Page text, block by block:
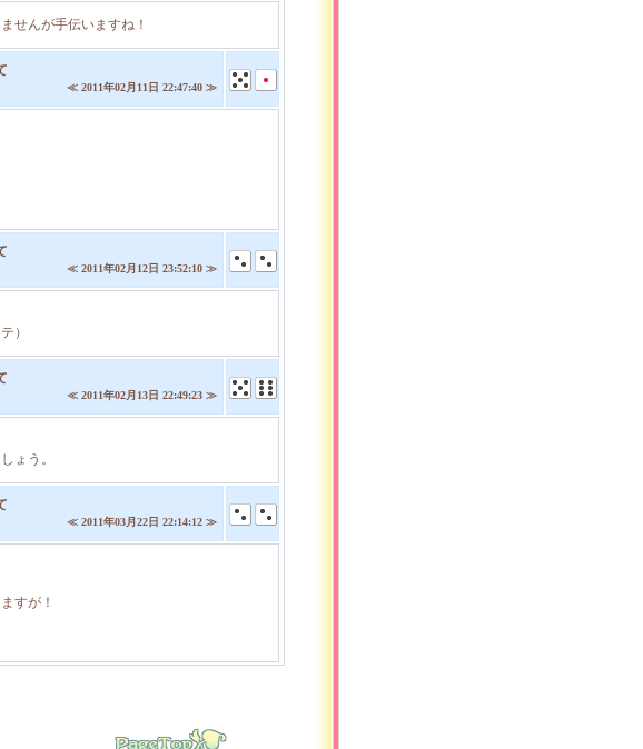
せんが手伝いますね！
≪ 2011年02月11日 22:47:40 ≫
≪ 2011年02月12日 23:52:10 ≫
）
≪ 2011年02月13日 22:49:23 ≫
ょう。
≪ 2011年03月22日 22:14:12 ≫
すが！